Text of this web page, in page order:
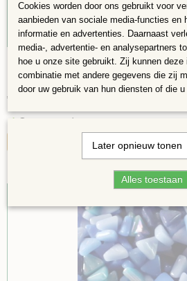
Mini Triangel Mix Zwart Grijs Wit 75
Mini Triangle Mix Een mix met driehoekjes
€ 1,99
✓ Op voorraad
IN WINKELWAGEN
Cookies worden door ons gebruikt voor
aanbieden van sociale media-functies en
informatie en advertenties. Daarnaast
media-, advertentie- en analysepartners
hoe u onze site gebruikt. Zij kunnen
combinatie met andere gegevens die zij
door uw gebruik van hun diensten of die
Later opnieuw tonen
Alles toestaan